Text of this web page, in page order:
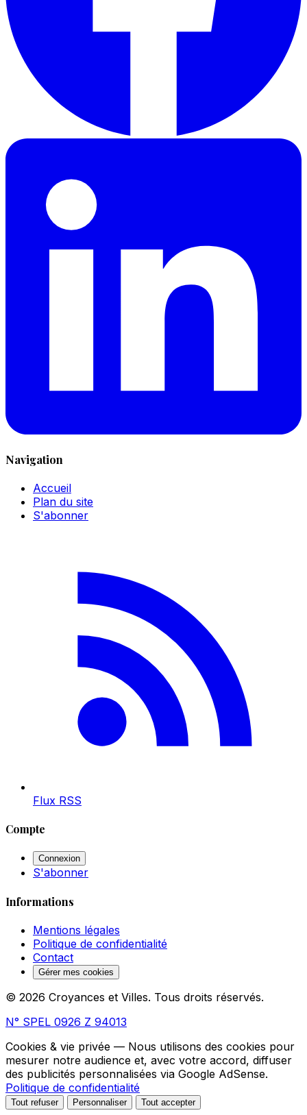
Navigation
Accueil
Plan du site
S'abonner
Flux RSS
Compte
Connexion
S'abonner
Informations
Mentions légales
Politique de confidentialité
Contact
Gérer mes cookies
© 2026 Croyances et Villes. Tous droits réservés.
N° SPEL 0926 Z 94013
Cookies & vie privée — Nous utilisons des cookies pour
mesurer notre audience et, avec votre accord, diffuser
des publicités personnalisées via Google AdSense.
Politique de confidentialité
Tout refuser Personnaliser Tout accepter